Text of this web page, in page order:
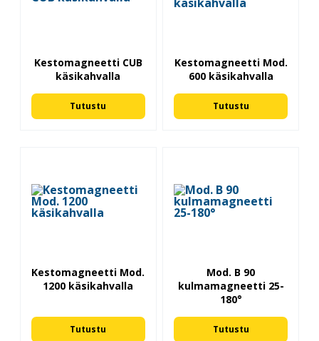
Kestomagneetti CUB
käsikahvalla
Tutustu
Kestomagneetti Mod.
600 käsikahvalla
Tutustu
Kestomagneetti Mod.
1200 käsikahvalla
Tutustu
Mod. B 90
kulmamagneetti 25-
180°
Tutustu